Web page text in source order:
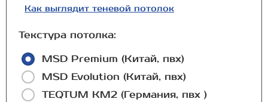
Как выглядит теневой потолок
Текстура потолка:
MSD Premium (Китай, пвх)
MSD Evolution (Китай, пвх)
TEQTUM КМ2 (Германия, пвх )